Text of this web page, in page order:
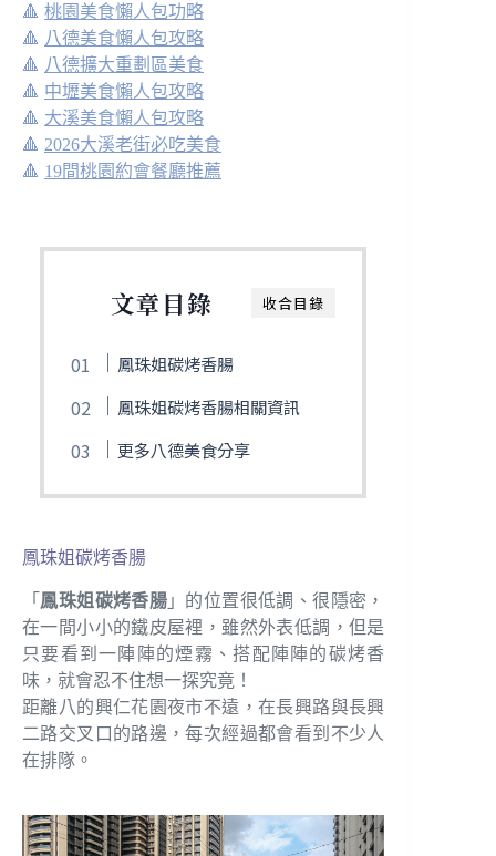
🔺 桃園美食懶人包功略
🔺 八德美食懶人包攻略
🔺 八德擴大重劃區美食
🔺 中壢美食懶人包攻略
🔺 大溪美食懶人包攻略
🔺 2026大溪老街必吃美食
🔺 19間桃園約會餐廳推薦
收合目錄
文章目錄
鳳珠姐碳烤香腸
鳳珠姐碳烤香腸相關資訊
更多八德美食分享
鳳珠姐碳烤香腸
「 鳳珠姐碳烤香腸 」的位置很低調、很隱密，
在一間小小的鐵皮屋裡，雖然外表低調，但是
只要看到一陣陣的煙霧、搭配陣陣的碳烤香
味，就會忍不住想一探究竟！
距離八的興仁花園夜市不遠，在長興路與長興
二路交叉口的路邊，每次經過都會看到不少人
在排隊。